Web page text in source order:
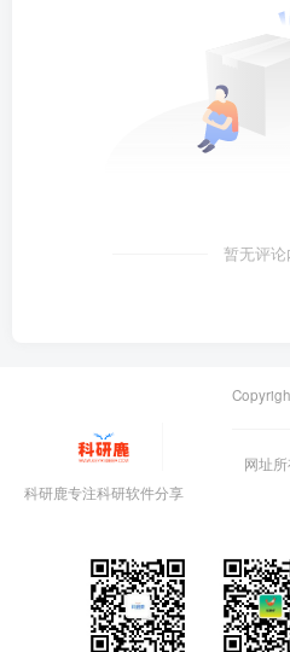
暂无评论
科研鹿专注科研软件分享
网址